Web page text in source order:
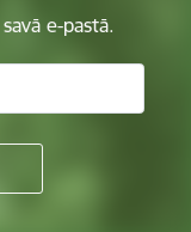
e-pastā.